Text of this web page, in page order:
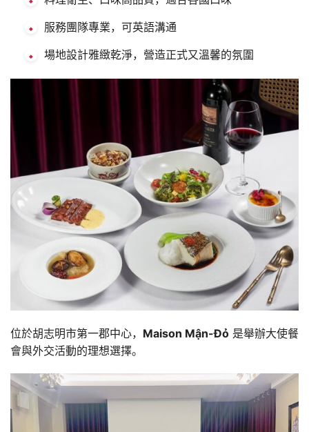
服務團隊專業，可英語溝通
場地設計雅緻乾淨，營造正式又溫馨的氛圍
位於胡志明市第一郡中心， Maison Mận-Đỏ 是舉辦大使餐
會與外交活動的理想選擇。